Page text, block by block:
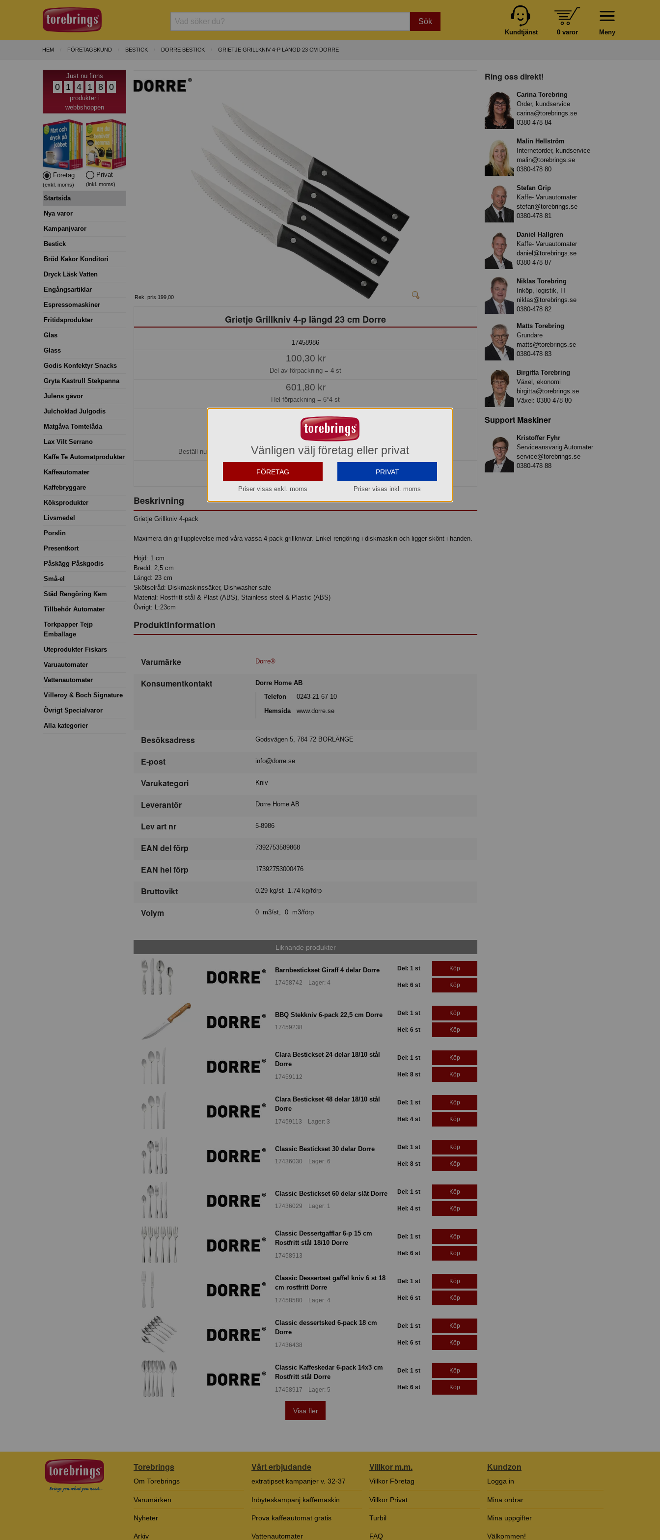
Sök
Meny
0 varor
Kundtjänst
HEM FÖRETAGSKUND BESTICK DORRE BESTICK GRIETJE GRILLKNIV 4-P LÄNGD 23 CM DORRE
Just nu finns
0 1 4 1 8 0
produkter i
webbshoppen
Företag
(exkl. moms)
Privat
(inkl. moms)
Startsida
Nya varor
Kampanjvaror
Bestick
Bröd Kakor Konditori
Dryck Läsk Vatten
Engångsartiklar
Espressomaskiner
Fritidsprodukter
Glas
Glass
Godis Konfektyr Snacks
Gryta Kastrull Stekpanna
Julens gåvor
Julchoklad Julgodis
Matgåva Tomtelåda
Lax Vilt Serrano
Kaffe Te Automatprodukter
Kaffeautomater
Kaffebryggare
Köksprodukter
Livsmedel
Porslin
Presentkort
Påskägg Påskgodis
Små-el
Städ Rengöring Kem
Tillbehör Automater
Torkpapper Tejp
Emballage
Uteprodukter Fiskars
Varuautomater
Vattenautomater
Villeroy & Boch Signature
Övrigt Specialvaror
Alla kategorier
Rek. pris 199,00
Grietje Grillkniv 4-p längd 23 cm Dorre
17458986
100,30 kr
Del av förpackning = 4 st
601,80 kr
Hel förpackning = 6*4 st
Jmf.pris:25,08kr/st
Beställningsvara
Hos oss kan du alltid beställa även om varan inte finns i lager.
Beställ nu så beräknar vi kunna leverera inom 3-5 arbetsdagar, eller senare om du önskar.
Beskrivning
Grietje Grillkniv 4-pack
Maximera din grillupplevelse med våra vassa 4-pack grillknivar. Enkel rengöring i diskmaskin och ligger skönt i handen.
Höjd: 1 cm
Bredd: 2,5 cm
Längd: 23 cm
Skötselråd: Diskmaskinssäker, Dishwasher safe
Material: Rostfritt stål & Plast (ABS), Stainless steel & Plastic (ABS)
Övrigt: L:23cm
Produktinformation
Varumärke Dorre®
Konsumentkontakt
Dorre Home AB
Telefon
0243-21 67 10
Hemsida
www.dorre.se
Besöksadress Godsvägen 5, 784 72 BORLÄNGE
E-post info@dorre.se
Varukategori Kniv
Leverantör Dorre Home AB
Lev art nr 5-8986
EAN del förp 7392753589868
EAN hel förp 17392753000476
Bruttovikt 0.29 kg/st 1.74 kg/förp
Volym 0 m3/st, 0 m3/förp
Liknande produkter
Barnbestickset Giraff 4 delar Dorre
17458742 Lager: 4
Del: 1 st Köp
Hel: 6 st Köp
BBQ Stekkniv 6-pack 22,5 cm Dorre
17459238
Del: 1 st Köp
Hel: 6 st Köp
Clara Bestickset 24 delar 18/10 stål
Dorre
17459112
Del: 1 st Köp
Hel: 8 st Köp
Clara Bestickset 48 delar 18/10 stål
Dorre
17459113 Lager: 3
Del: 1 st Köp
Hel: 4 st Köp
Classic Bestickset 30 delar Dorre
17436030 Lager: 6
Del: 1 st Köp
Hel: 8 st Köp
Classic Bestickset 60 delar slät Dorre
17436029 Lager: 1
Del: 1 st Köp
Hel: 4 st Köp
Classic Dessertgafflar 6-p 15 cm
Rostfritt stål 18/10 Dorre
17458913
Del: 1 st Köp
Hel: 6 st Köp
Classic Dessertset gaffel kniv 6 st 18
cm rostfritt Dorre
17458580 Lager: 4
Del: 1 st Köp
Hel: 6 st Köp
Classic dessertsked 6-pack 18 cm
Dorre
17436438
Del: 1 st Köp
Hel: 6 st Köp
Classic Kaffeskedar 6-pack 14x3 cm
Rostfritt stål Dorre
17458917 Lager: 5
Del: 1 st Köp
Hel: 6 st Köp
Visa fler
Ring oss direkt!
Carina Torebring
Order, kundservice
carina@torebrings.se
0380-478 84
Malin Hellström
Internetorder, kundservice
malin@torebrings.se
0380-478 80
Stefan Grip
Kaffe- Varuautomater
stefan@torebrings.se
0380-478 81
Daniel Hallgren
Kaffe- Varuautomater
daniel@torebrings.se
0380-478 87
Niklas Torebring
Inköp, logistik, IT
niklas@torebrings.se
0380-478 82
Matts Torebring
Grundare
matts@torebrings.se
0380-478 83
Birgitta Torebring
Växel, ekonomi
birgitta@torebrings.se
Växel: 0380-478 80
Support Maskiner
Kristoffer Fyhr
Serviceansvarig Automater
service@torebrings.se
0380-478 88
Torebrings
Om Torebrings
Varumärken
Nyheter
Arkiv
Vårt erbjudande
extratipset kampanjer v. 32-37
Inbyteskampanj kaffemaskin
Prova kaffeautomat gratis
Vattenautomater
Villkor m.m.
Villkor Företag
Villkor Privat
Turbil
FAQ
Kundzon
Logga in
Mina ordrar
Mina uppgifter
Välkommen!
Vänligen välj företag eller privat
FÖRETAG
Priser visas exkl. moms
PRIVAT
Priser visas inkl. moms